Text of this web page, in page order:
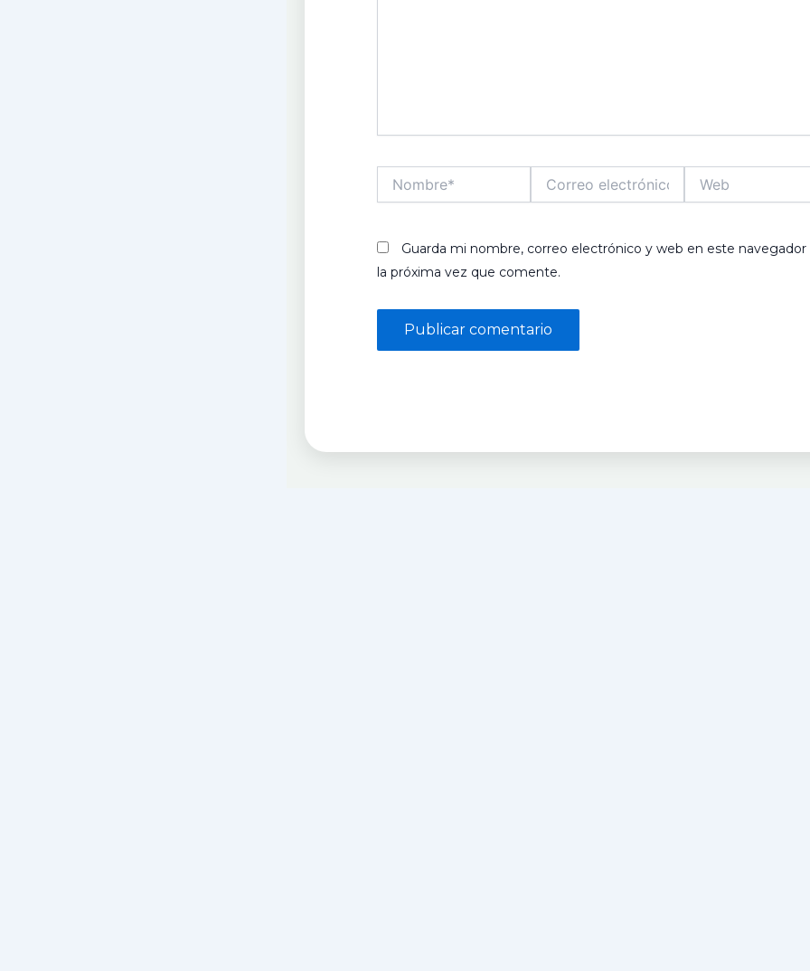
electrónico*
Guarda mi nombre, correo electrónico y web en este navegador
la próxima vez que comente.